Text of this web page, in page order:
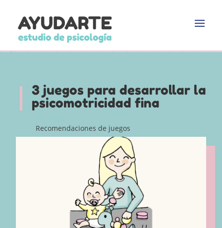
3 juegos para desarrollar la
psicomotricidad fina
Recomendaciones de juegos